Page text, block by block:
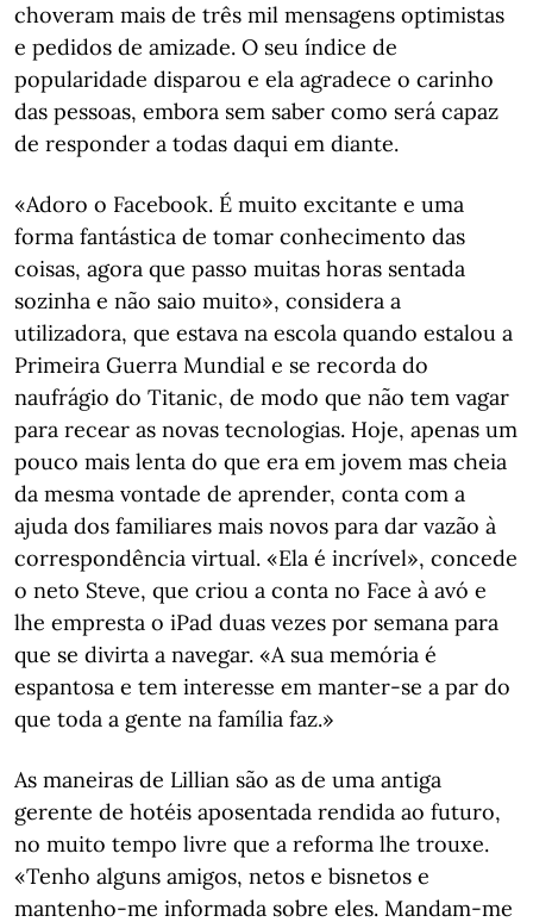
choveram mais de três mil mensagens optimistas
e pedidos de amizade. O seu índice de
popularidade disparou e ela agradece o carinho
das pessoas, embora sem saber como será capaz
de responder a todas daqui em diante.
«Adoro o Facebook. É muito excitante e uma
forma fantástica de tomar conhecimento das
coisas, agora que passo muitas horas sentada
sozinha e não saio muito», considera a
utilizadora, que estava na escola quando estalou a
Primeira Guerra Mundial e se recorda do
naufrágio do Titanic, de modo que não tem vagar
para recear as novas tecnologias. Hoje, apenas um
pouco mais lenta do que era em jovem mas cheia
da mesma vontade de aprender, conta com a
ajuda dos familiares mais novos para dar vazão à
correspondência virtual. «Ela é incrível», concede
o neto Steve, que criou a conta no Face à avó e
lhe empresta o iPad duas vezes por semana para
que se divirta a navegar. «A sua memória é
espantosa e tem interesse em manter-se a par do
que toda a gente na família faz.»
As maneiras de Lillian são as de uma antiga
gerente de hotéis aposentada rendida ao futuro,
no muito tempo livre que a reforma lhe trouxe.
«Tenho alguns amigos, netos e bisnetos e
mantenho-me informada sobre eles. Mandam-me